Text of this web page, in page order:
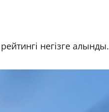
негізге алынды.